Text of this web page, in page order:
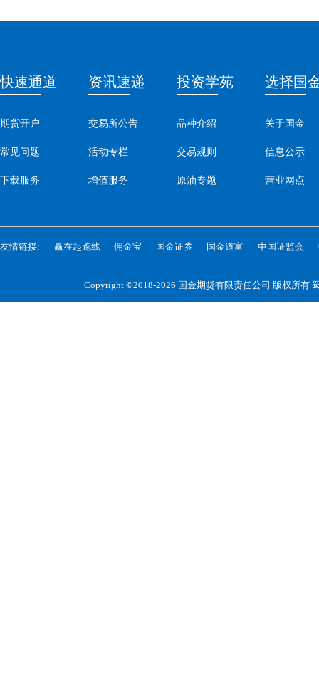
快速通道
期货开户
常见问题
下载服务
资讯速递
交易所公告
活动专栏
增值服务
投资学苑
品种介绍
交易规则
原油专题
选择国
关于国金
信息公示
营业网点
友情链接: 赢在起跑线 佣金宝 国金证券 国金道富 中国证监会
Copyright ©2018-2026 国金期货有限责任公司 版权所有